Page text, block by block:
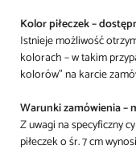
Kolor piłeczek –
Istnieje możliwość
kolorach – w takim
kolorów” na karcie
Warunki zamówienia –
Z uwagi na specyficzny
piłeczek o śr. 7 cm